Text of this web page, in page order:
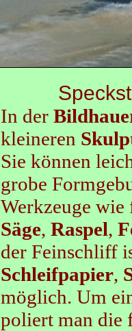
In der
kleineren
Sie können
grobe
Werkzeuge
Säge, Raspel,
der Feinschliff
Schleifpapier,
möglich. Um
poliert man die